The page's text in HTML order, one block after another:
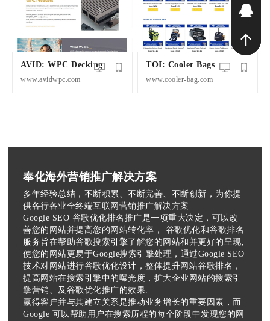
AVID: WPC Decking
www.avidwpc.com
TOI: Cooler Bags
www.cooler-bag.com
奉化海外营销推广解决方案
多年经验总结，不断积累、不断完善、不断创新，为你提
供各行各业全终端互联网营销推广解决方案
Google SEO 谷歌优化排名推广是一项重大决定，可以改
善您的网站并提高您的网站转化率， 谷歌优化和谷歌排名
服务旨在帮助谷歌搜索引擎了解您的网站和并更好的呈现,
使您的网站更易于Google搜索引擎处理，通过Google SEO
技术对网站进行谷歌优化设计，整体提升网站谷歌排名，
提高网站在搜索引擎中的曝光度，扩大企业网站的搜索引
擎营销、及谷歌优化推广的效果.
赢得客户并与其建立关系是推动业务增长的重要因素，而
Google 可以帮助用户在搜索历程的每个阶段中发现您的网